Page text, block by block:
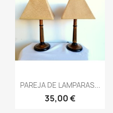
Vista rápida
PAREJA DE LAMPARAS...
35,00 €